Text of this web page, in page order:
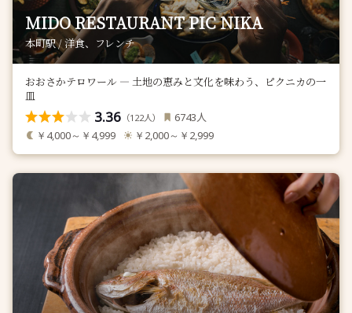
MIDO RESTAURANT PIC NIKA
本町駅 / 洋食、フレンチ
おおさかテロワール — 土地の恵みと文化を味わう、ピクニカの一
皿
3.36 （122人） 6743人
￥4,000～￥4,999 ￥2,000～￥2,999